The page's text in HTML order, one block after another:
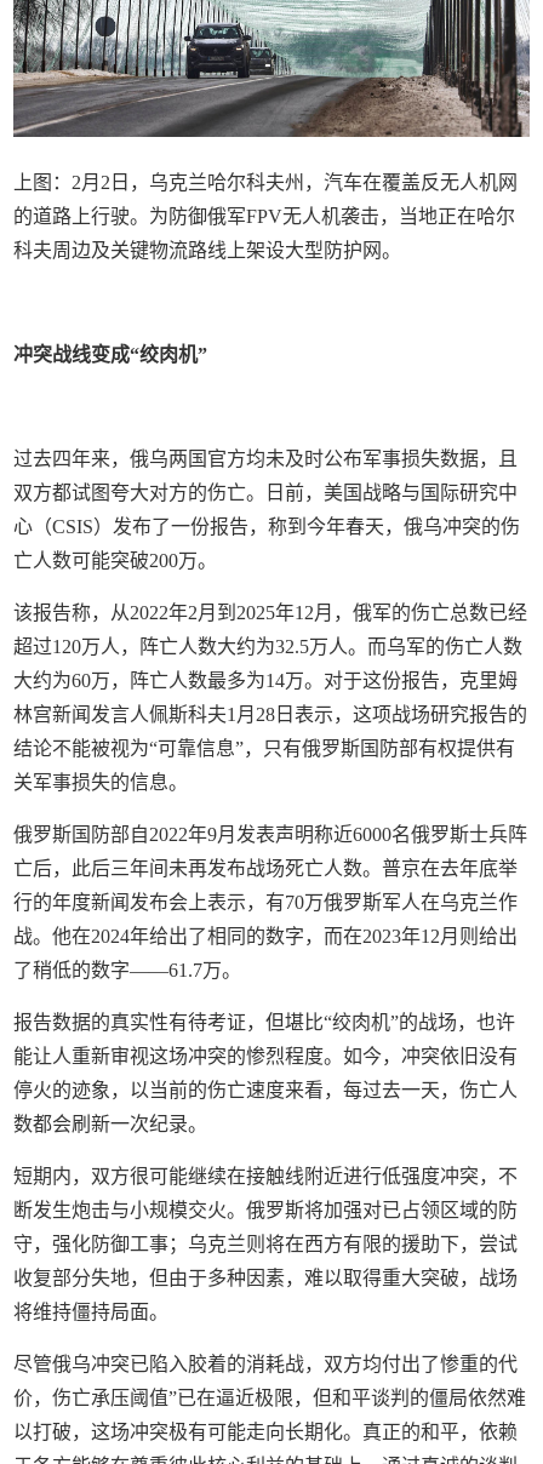
上图：2月2日，乌克兰哈尔科夫州，汽车在覆盖反无人机网
的道路上行驶。为防御俄军FPV无人机袭击，当地正在哈尔
科夫周边及关键物流路线上架设大型防护网。
冲突战线变成“绞肉机”
过去四年来，俄乌两国官方均未及时公布军事损失数据，且
双方都试图夸大对方的伤亡。日前，美国战略与国际研究中
心（CSIS）发布了一份报告，称到今年春天，俄乌冲突的伤
亡人数可能突破200万。
该报告称，从2022年2月到2025年12月，俄军的伤亡总数已经
超过120万人，阵亡人数大约为32.5万人。而乌军的伤亡人数
大约为60万，阵亡人数最多为14万。对于这份报告，克里姆
林宫新闻发言人佩斯科夫1月28日表示，这项战场研究报告的
结论不能被视为“可靠信息”，只有俄罗斯国防部有权提供有
关军事损失的信息。
俄罗斯国防部自2022年9月发表声明称近6000名俄罗斯士兵阵
亡后，此后三年间未再发布战场死亡人数。普京在去年底举
行的年度新闻发布会上表示，有70万俄罗斯军人在乌克兰作
战。他在2024年给出了相同的数字，而在2023年12月则给出
了稍低的数字——61.7万。
报告数据的真实性有待考证，但堪比“绞肉机”的战场，也许
能让人重新审视这场冲突的惨烈程度。如今，冲突依旧没有
停火的迹象，以当前的伤亡速度来看，每过去一天，伤亡人
数都会刷新一次纪录。
短期内，双方很可能继续在接触线附近进行低强度冲突，不
断发生炮击与小规模交火。俄罗斯将加强对已占领区域的防
守，强化防御工事；乌克兰则将在西方有限的援助下，尝试
收复部分失地，但由于多种因素，难以取得重大突破，战场
将维持僵持局面。
尽管俄乌冲突已陷入胶着的消耗战，双方均付出了惨重的代
价，伤亡承压阈值”已在逼近极限，但和平谈判的僵局依然难
以打破，这场冲突极有可能走向长期化。真正的和平，依赖